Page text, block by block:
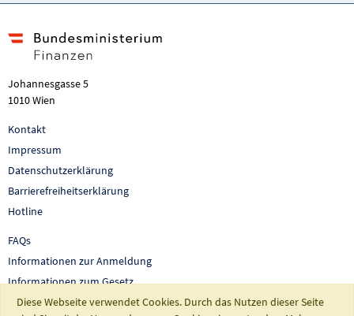
Johannesgasse 5
1010 Wien
Kontakt
Impressum
Datenschutzerklärung
Barrierefreiheitserklärung
Hotline
FAQs
Informationen zur Anmeldung
Informationen zum Gesetz
Auswertungen und Berichte
Diese Webseite verwendet Cookies. Durch das Nutzen dieser Seite